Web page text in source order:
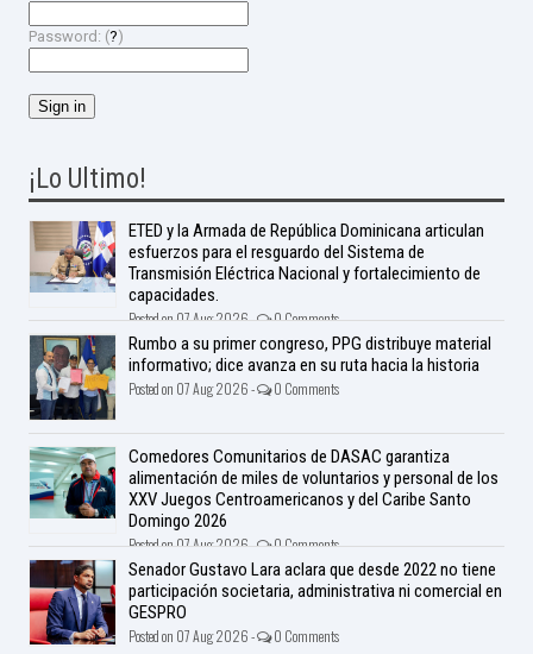
Password: (?)
¡Lo Ultimo!
ETED y la Armada de República Dominicana articulan
esfuerzos para el resguardo del Sistema de
Transmisión Eléctrica Nacional y fortalecimiento de
capacidades.
Posted on 07 Aug 2026 - 0 Comments
Rumbo a su primer congreso, PPG distribuye material
informativo; dice avanza en su ruta hacia la historia
Posted on 07 Aug 2026 - 0 Comments
Comedores Comunitarios de DASAC garantiza
alimentación de miles de voluntarios y personal de los
XXV Juegos Centroamericanos y del Caribe Santo
Domingo 2026
Posted on 07 Aug 2026 - 0 Comments
Senador Gustavo Lara aclara que desde 2022 no tiene
participación societaria, administrativa ni comercial en
GESPRO
Posted on 07 Aug 2026 - 0 Comments